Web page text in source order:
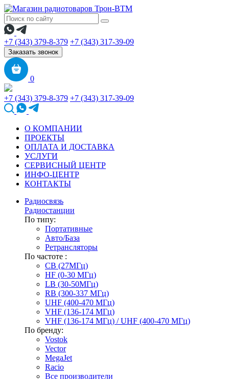
+7 (343) 379-8-379 +7 (343) 317-39-09
Заказать звонок
0
+7 (343) 379-8-379 +7 (343) 317-39-09
О КОМПАНИИ
ПРОЕКТЫ
ОПЛАТА И ДОСТАВКА
УСЛУГИ
СЕРВИСНЫЙ ЦЕНТР
ИНФО-ЦЕНТР
КОНТАКТЫ
Радиосвязь
Радиостанции
По типу:
Портативные
Авто/База
Ретрансляторы
По частоте :
CB (27МГц)
HF (0-30 МГц)
LB (30-50МГц)
RB (300-337 МГц)
UHF (400-470 МГц)
VHF (136-174 МГц)
VHF (136-174 МГц) / UHF (400-470 МГц)
По бренду:
Vostok
Vector
MegaJet
Racio
Все производители